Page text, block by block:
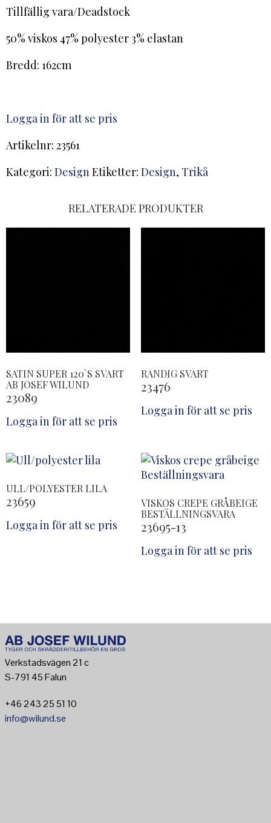
Tillfällig vara/Deadstock
50% viskos 47% polyester 3% elastan
Bredd: 162cm
Logga in för att se pris
Artikelnr: 23561
Kategori: DesignEtiketter: Design, Trikå
RELATERADE PRODUKTER
SATIN SUPER 120`S SVART
AB JOSEF WILUND
23089
Logga in för att se pris
RANDIG SVART
23476
Logga in för att se pris
ULL/POLYESTER LILA
23659
Logga in för att se pris
VISKOS CREPE GRÅBEIGE
BESTÄLLNINGSVARA
23695-13
Logga in för att se pris
Verkstadsvägen 21 c
S-791 45 Falun
+46 243 25 51 10
info@wilund.se